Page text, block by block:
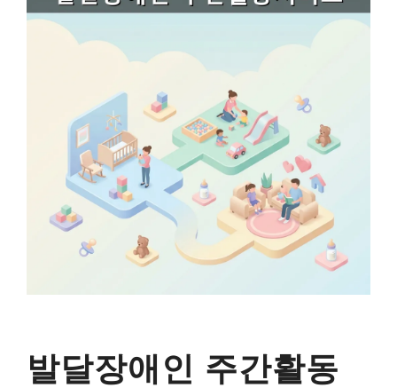
발달장애인 주간활동